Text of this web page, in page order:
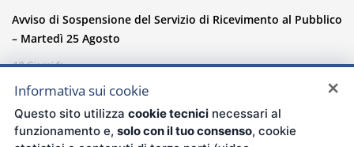
Avviso di Sospensione del Servizio di Ricevimento al Pubblico
– Martedì 25 Agosto
10 Giorni fa
Informativa sui cookie
Questo sito utilizza cookie tecnicinecessari al
funzionamento e, solo con il tuo consenso, cookie
×